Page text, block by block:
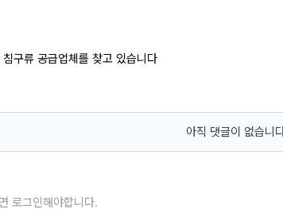
구류 공급업체를 찾고 있습니다
아직 댓글이 없습니
로그인해야합니다.